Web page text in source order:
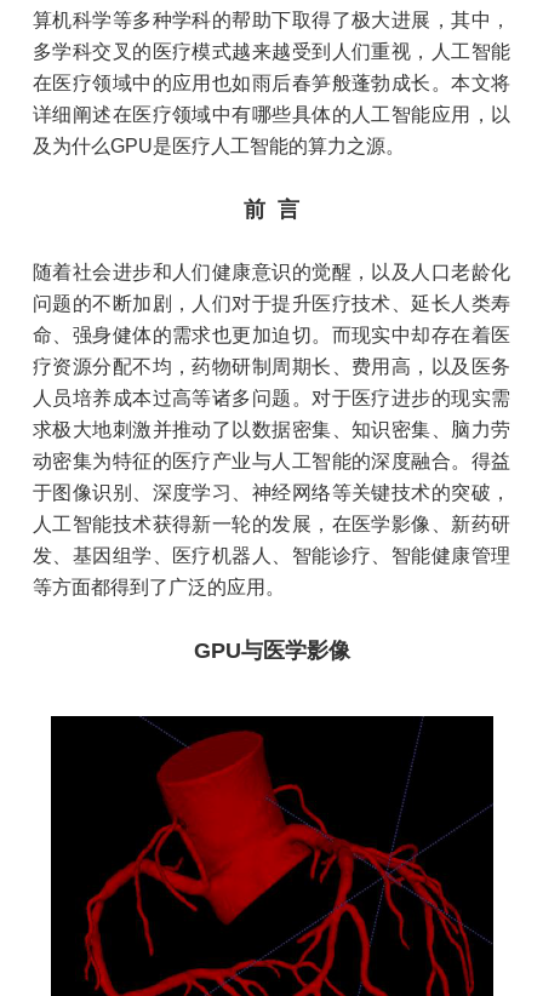
算机科学等多种学科的帮助下取得了极大进展，其中，
多学科交叉的医疗模式越来越受到人们重视，人工智能
在医疗领域中的应用也如雨后春笋般蓬勃成长。本文将
详细阐述在医疗领域中有哪些具体的人工智能应用，以
及为什么GPU是医疗人工智能的算力之源。
前 言
随着社会进步和人们健康意识的觉醒，以及人口老龄化
问题的不断加剧，人们对于提升医疗技术、延长人类寿
命、强身健体的需求也更加迫切。而现实中却存在着医
疗资源分配不均，药物研制周期长、费用高，以及医务
人员培养成本过高等诸多问题。对于医疗进步的现实需
求极大地刺激并推动了以数据密集、知识密集、脑力劳
动密集为特征的医疗产业与人工智能的深度融合。得益
于图像识别、深度学习、神经网络等关键技术的突破，
人工智能技术获得新一轮的发展，在医学影像、新药研
发、基因组学、医疗机器人、智能诊疗、智能健康管理
等方面都得到了广泛的应用。
GPU与医学影像